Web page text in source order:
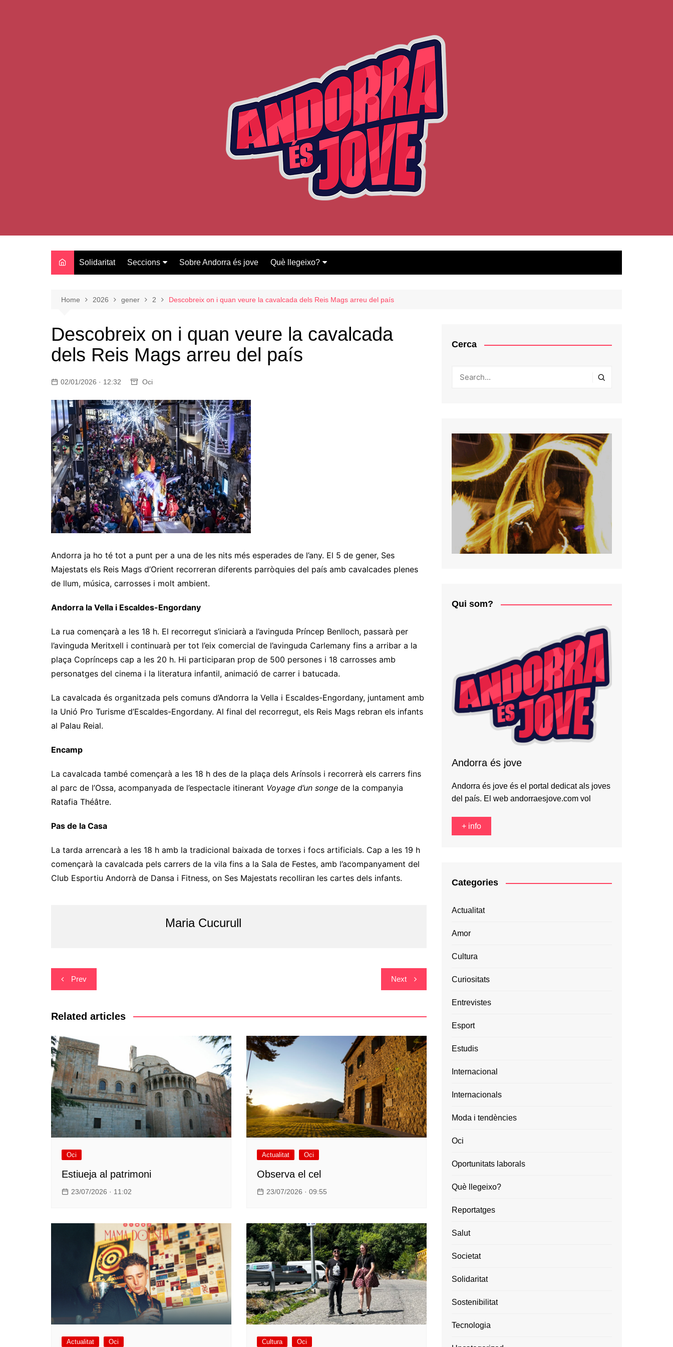
Solidaritat Seccions
Oci
Entrevistes
Salut
Tecnologia
Amor
Moda i tendències
Sobre Andorra és jove Què llegeixo?
Bases del concurs
Home 2026 gener 2 Descobreix on i quan veure la cavalcada dels Reis Mags arreu del país
Descobreix on i quan veure la cavalcada
dels Reis Mags arreu del país
02/01/2026 · 12:32 Oci
Andorra ja ho té tot a punt per a una de les nits més esperades de l’any. El 5 de gener, Ses
Majestats els Reis Mags d’Orient recorreran diferents parròquies del país amb cavalcades plenes
de llum, música, carrosses i molt ambient.
Andorra la Vella i Escaldes-Engordany
La rua començarà a les 18 h. El recorregut s’iniciarà a l’avinguda Príncep Benlloch, passarà per
l’avinguda Meritxell i continuarà per tot l’eix comercial de l’avinguda Carlemany fins a arribar a la
plaça Coprínceps cap a les 20 h. Hi participaran prop de 500 persones i 18 carrosses amb
personatges del cinema i la literatura infantil, animació de carrer i batucada.
La cavalcada és organitzada pels comuns d’Andorra la Vella i Escaldes-Engordany, juntament amb
la Unió Pro Turisme d’Escaldes-Engordany. Al final del recorregut, els Reis Mags rebran els infants
al Palau Reial.
Encamp
La cavalcada també començarà a les 18 h des de la plaça dels Arínsols i recorrerà els carrers fins
al parc de l’Ossa, acompanyada de l’espectacle itinerant Voyage d’un songe de la companyia
Ratafia Théâtre.
Pas de la Casa
La tarda arrencarà a les 18 h amb la tradicional baixada de torxes i focs artificials. Cap a les 19 h
començarà la cavalcada pels carrers de la vila fins a la Sala de Festes, amb l’acompanyament del
Club Esportiu Andorrà de Dansa i Fitness, on Ses Majestats recolliran les cartes dels infants.
Maria Cucurull
Navegació
d'entrades
Prev Next
Related articles
Oci
Estiueja al patrimoni
23/07/2026 · 11:02
Actualitat Oci
Observa el cel
23/07/2026 · 09:55
Actualitat Oci Cultura Oci
Cerca
Qui som?
Andorra és jove
Andorra és jove és el portal dedicat als joves
del país. El web andorraesjove.com vol
+ info
Categories
Actualitat
Amor
Cultura
Curiositats
Entrevistes
Esport
Estudis
Internacional
Internacionals
Moda i tendències
Oci
Oportunitats laborals
Què llegeixo?
Reportatges
Salut
Societat
Solidaritat
Sostenibilitat
Tecnologia